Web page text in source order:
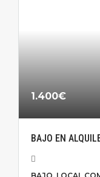
1.400€
BAJO EN
BAJO, LOCAL